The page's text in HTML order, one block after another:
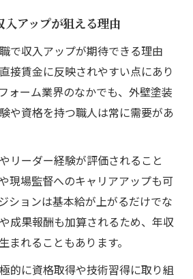
アップが狙える理由
で収入アップが期待できる理由
接賃金に反映されやすい点にあり
ォーム業界のなかでも、外壁塗装
や資格を持つ職人は常に需要があ
リーダー経験が評価されること
現場監督へのキャリアアップも可
ションは基本給が上がるだけでな
成果報酬も加算されるため、年収
まれることもあります。
的に資格取得や技術習得に取り組